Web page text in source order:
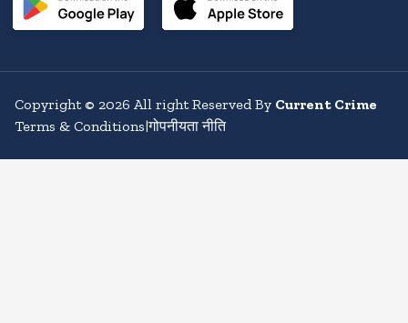
Copyright© 2026 All right Reserved By Current Crime
Terms & Conditions|गोपनीयता नीति